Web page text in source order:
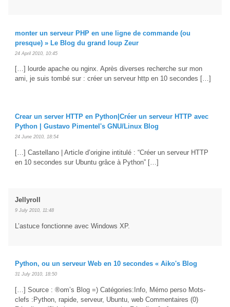
monter un serveur PHP en une ligne de commande (ou
presque) » Le Blog du grand loup Zeur
24 April 2010, 10:45
[…] lourde apache ou nginx. Après diverses recherche sur mon
ami, je suis tombé sur : créer un serveur http en 10 secondes […]
Crear un server HTTP en Python|Créer un serveur HTTP avec
Python | Gustavo Pimentel's GNU/Linux Blog
24 June 2010, 18:54
[…] Castellano | Article d’origine intitulé : “Créer un serveur HTTP
en 10 secondes sur Ubuntu grâce à Python” […]
Jellyroll
9 July 2010, 11:48
L’astuce fonctionne avec Windows XP.
Python, ou un serveur Web en 10 secondes « Aiko's Blog
31 July 2010, 18:50
[…] Source : ®om’s Blog =) Catégories:Info, Mémo perso Mots-
clefs :Python, rapide, serveur, Ubuntu, web Commentaires (0)